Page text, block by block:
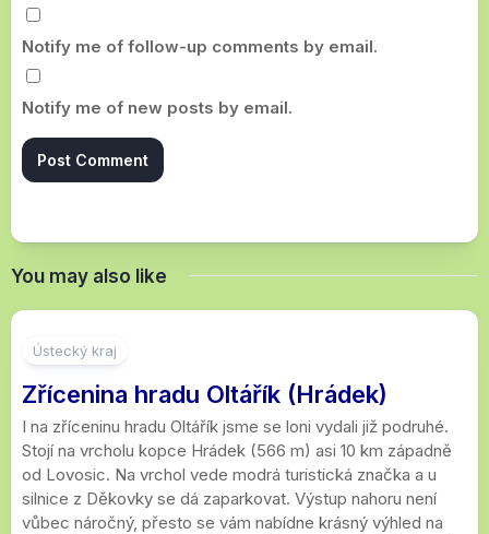
Notify me of follow-up comments by email.
Notify me of new posts by email.
You may also like
Ústecký kraj
Zřícenina hradu Oltářík (Hrádek)
I na zříceninu hradu Oltářík jsme se loni vydali již podruhé.
Stojí na vrcholu kopce Hrádek (566 m) asi 10 km západně
od Lovosic. Na vrchol vede modrá turistická značka a u
silnice z Děkovky se dá zaparkovat. Výstup nahoru není
vůbec náročný, přesto se vám nabídne krásný výhled na